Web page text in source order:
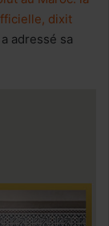
dixit
adressé sa